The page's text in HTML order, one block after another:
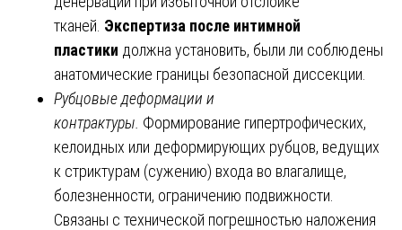
тканей. Экспертиза после интимной
пластики должна установить, были ли соблюдены
анатомические границы безопасной диссекции.
Рубцовые деформации и
контрактуры. Формирование гипертрофических,
келоидных или деформирующих рубцов, ведущих
к стриктурам (сужению) входа во влагалище,
болезненности, ограничению подвижности.
Связаны с технической погрешностью наложения